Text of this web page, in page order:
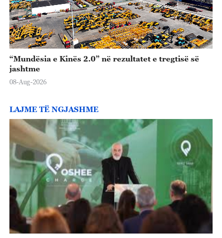
“Mundësia e Kinës 2.0” në rezultatet e tregtisë së
jashtme
08-Aug-2026
LAJME TË NGJASHME